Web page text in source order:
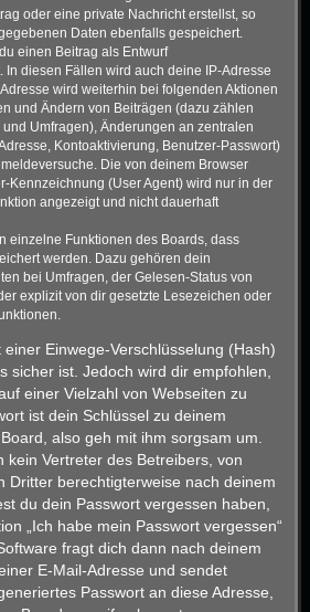
oder eine private Nachricht erstellst, so
Daten ebenfalls gespeichert.
einen Beitrag als Entwurf
In diesen Fällen wird auch deine IP-Adresse
wird weiterhin bei folgenden Aktionen
und Ändern von Beiträgen (dazu zählen
Umfragen), Änderungen an zentralen
Kontoaktivierung, Benutzer-Passwort)
Die von deinem Browser
Kennzeichnung (User Agent) wird nur in der
angezeigt und nicht dauerhaft
einzelne Funktionen des Boards, dass
werden. Dazu gehören dein
bei Umfragen, der Gelesen-Status von
explizit von dir gesetzte Lesezeichen oder
Einwege-Verschlüsselung (Hash)
sicher ist. Jedoch wird dir empfohlen,
einer Vielzahl von Webseiten zu
ist dein Schlüssel zu deinem
also geh mit ihm sorgsam um.
kein Vertreter des Betreibers, von
Dritter berechtigterweise nach deinem
du dein Passwort vergessen haben,
„Ich habe mein Passwort vergessen“
fragt dich dann nach deinem
E-Mail-Adresse und sendet
Passwort an diese Adresse,